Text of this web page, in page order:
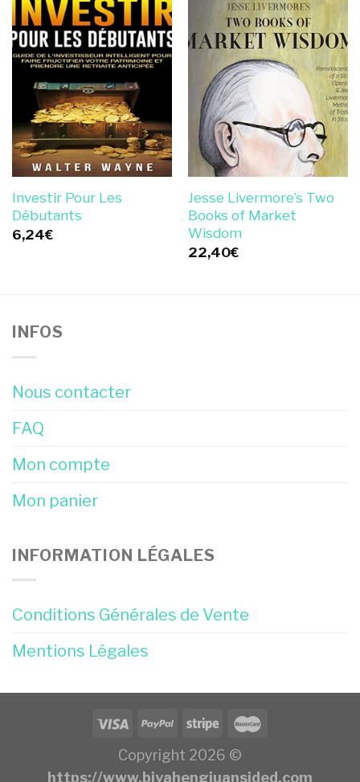
Investir Pour Les
Débutants
6,24€
Jesse Livermore’s Two
Books of Market
Wisdom
22,40€
INFOS
Nous contacter
FAQ
Mon compte
Mon panier
INFORMATION LÉGALES
Conditions Générales de Vente
Mentions Légales
Copyright 2026 ©
https://www.biyahengjuansided.com